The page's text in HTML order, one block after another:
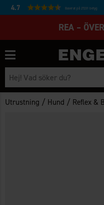
4.7 Baserat på 27231 betyg
REA –
Utrustning / Hund / Reflex &